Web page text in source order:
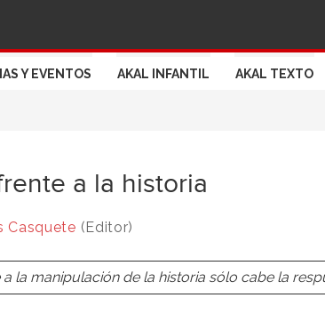
Y EVENTOS AKAL INFANTIL AKAL TEXTO
a la historia
Casquete (Editor)
a la manipulación de la historia sólo cabe la